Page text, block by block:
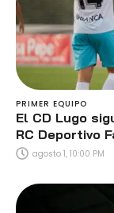
PRIMER EQUIPO
El CD Lugo
RC Deportivo
agosto 1, 10:00 PM